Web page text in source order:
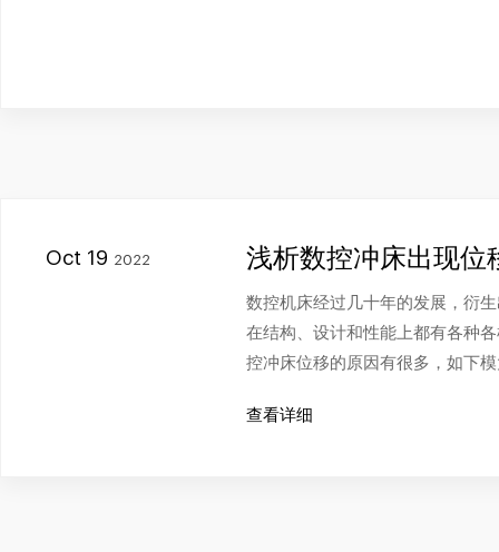
Oct 19 2022 浅析数控冲床出现位
数控机床经过几十年的发展，衍
在结构、设计和性能上都有各种
控冲床位移的原因有很多，如下
查看详细